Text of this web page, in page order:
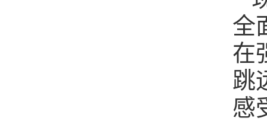
全
在
跳
感